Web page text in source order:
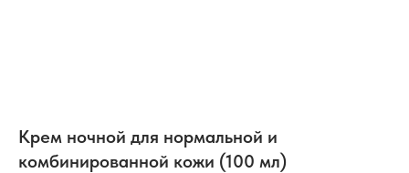
Крем ночной для нормальной и
комбинированной кожи (100 мл)